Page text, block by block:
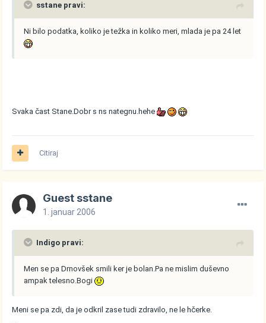
sstane pravi:
Ni bilo podatka, koliko je težka in koliko meri, mlada je pa 24 let
Svaka čast Stane.Dobr s ns nategnu.hehe
Citiraj
Guest sstane
1. januar 2006
Indigo pravi:
Men se pa Drnovšek smili ker je bolan.Pa ne mislim duševno
ampak telesno.Bogi
Meni se pa zdi, da je odkril zase tudi zdravilo, ne le hčerke.